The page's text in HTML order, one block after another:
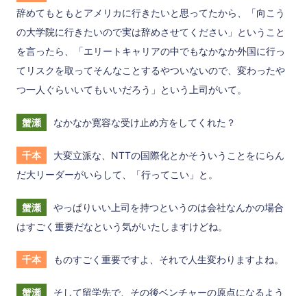
辞めてもともとアメリカに行きたいと思ってたから、「向こう
の大学院に行きたいので実は辞めさせてください」ということ
を言ったら、「エリートキャリアの中でもなかなか外国に行っ
てリスクを取ってそんなことするやついないので、変わったや
つ一人ぐらいいてもいいだろう」という上司がいて。
蟹瀬 なかなか寛容な受け止め方をしてくれた？
千本
大変立派な、NTTの国際化とかそういうことをにらん
だ大リーダーがいらして、「行ってこい」と。
蟹瀬
やっぱりいい上司を持つというのは会社なんかの場合
はすごく重要だなという気がいたしますけどね。
千本 ものすごく重要ですよ、それで人生変わりますよね。
蟹瀬 そして留学先で、その後ベンチャーの原点になるよう